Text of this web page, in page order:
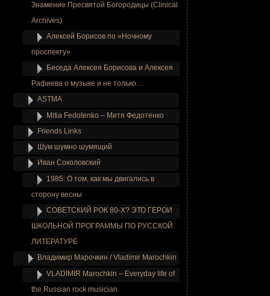
Знамение Пресвятой Богородицы (Clinical
Archives)
Алексей Борисов по «Ночному
проспекту»
Беседа Алексея Борисова и Алексея
Рафиева о музыке и не только…
ASTMA
Mitia Fedotenko – Митя Федотенко
Friends Links
Шум шумно шумящий
Иван Соколовский
1985: О том, как мы двигались в
сторону весны
СОВЕТСКИЙ РОК 80-Х? ЭТО ГЕРОИ
ШКОЛЬНОЙ ПРОГРАММЫ ПО РУССКОЙ
ЛИТЕРАТУРЕ
Владимир Марочкин / Vladimir Marochkin
VLADIMIR Marochkin – Everyday life of
the Russian rock musician.